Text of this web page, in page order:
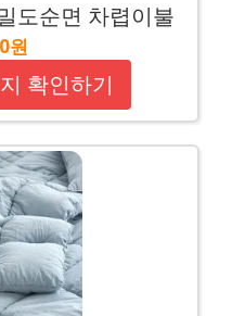
도순면 차렵이불
원
확인하기